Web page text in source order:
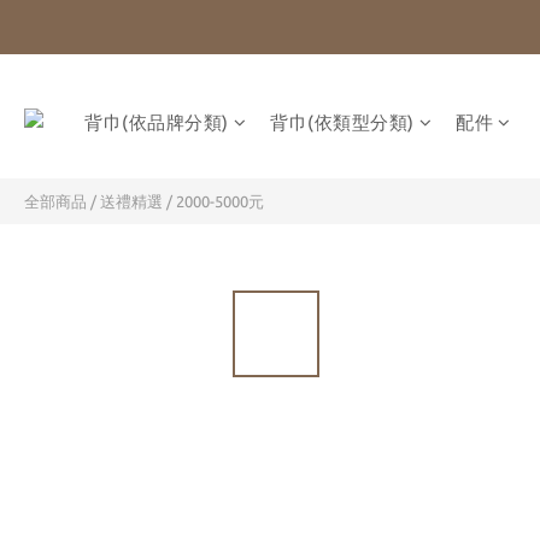
背巾(依品牌分類) 背巾(依類型分類) 配件
全部商品 / 送禮精選 / 2000-5000元